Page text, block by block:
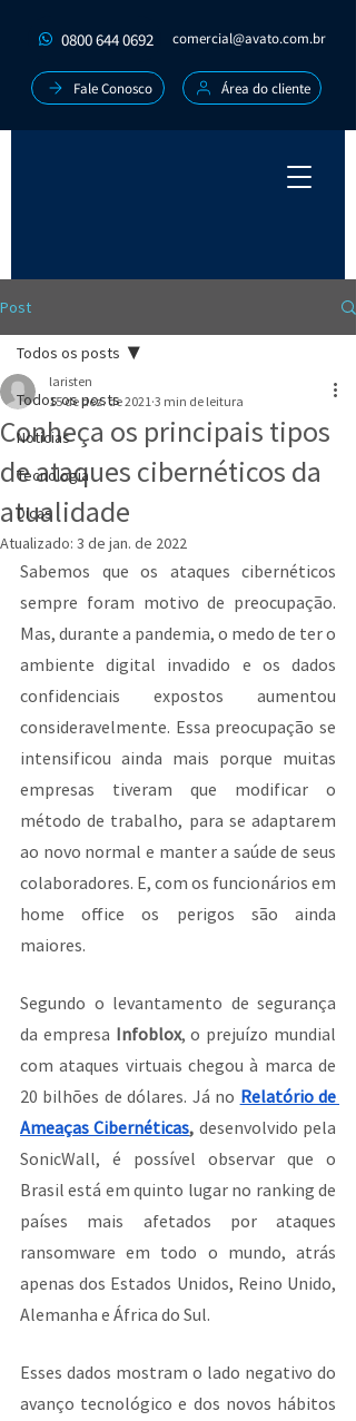
0800 644 0692 comercial@avato.com.br
Fale Conosco Área do cliente
Post
Todos os posts
Notícias
Tecnologia
Dicas
Todos os posts
Conheça os principais tipos
de ataques cibernéticos da
atualidade
laristen
15 de dez. de 2021 3 min de leitura
Atualizado: 3 de jan. de 2022
Sabemos que os ataques cibernéticos
sempre foram motivo de preocupação.
Mas, durante a pandemia, o medo de ter o
ambiente digital invadido e os dados
confidenciais expostos aumentou
consideravelmente. Essa preocupação se
intensificou ainda mais porque muitas
empresas tiveram que modificar o
método de trabalho, para se adaptarem
ao novo normal e manter a saúde de seus
colaboradores. E, com os funcionários em
home office os perigos são ainda
maiores.
Segundo o levantamento de segurança
da empresa Infoblox, o prejuízo mundial
com ataques virtuais chegou à marca de
20 bilhões de dólares. Já no Relatório de
Ameaças Cibernéticas, desenvolvido pela
SonicWall, é possível observar que o
Brasil está em quinto lugar no ranking de
países mais afetados por ataques
ransomware em todo o mundo, atrás
apenas dos Estados Unidos, Reino Unido,
Alemanha e África do Sul.
Esses dados mostram o lado negativo do
avanço tecnológico e dos novos hábitos